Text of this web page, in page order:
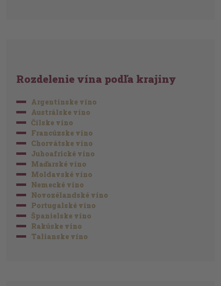
Rozdelenie vína podľa krajiny
Argentínske víno
Austrálske víno
Čílske víno
Francúzske víno
Chorvátske víno
Juhoafrické víno
Maďarské víno
Moldavské víno
Nemecké víno
Novozélandské víno
Portugalské víno
Španielske víno
Rakúske víno
Talianske víno